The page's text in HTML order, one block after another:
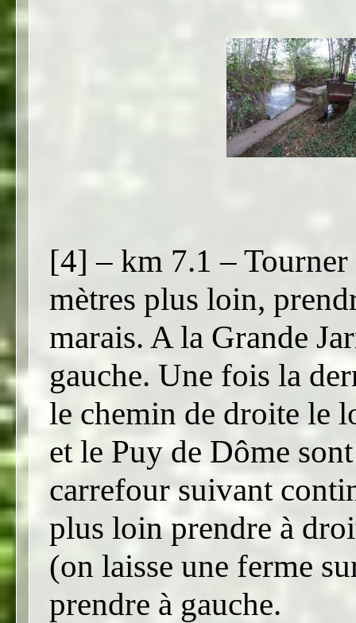
[4] – km 7.1 –
mètres plus loin,
marais. A la Grande
gauche. Une fois la
le chemin de droite le
et le Puy de Dôme
carrefour suivant
plus loin prendre à
(on laisse une ferme
prendre à gauche.